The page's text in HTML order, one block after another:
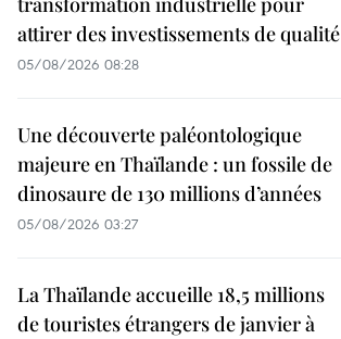
attirer des investissements de qualité
05/08/2026 08:28
Une découverte paléontologique
majeure en Thaïlande : un fossile de
dinosaure de 130 millions d’années
05/08/2026 03:27
La Thaïlande accueille 18,5 millions
de touristes étrangers de janvier à